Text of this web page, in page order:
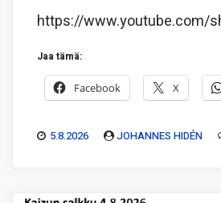
https://www.youtube.com/
Jaa tämä:
Facebook X
5.8.2026 JOHANNES HIDÉN